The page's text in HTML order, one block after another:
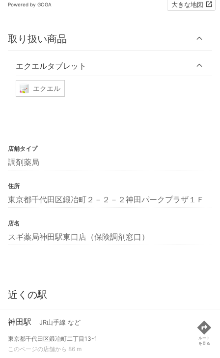
Powered by GOGA 大きな地図
取り扱い商品
エクエルタブレット
エクエル
店舗タイプ
調剤薬局
住所
東京都千代田区鍛冶町２－２－２神田パークプラザ１Ｆ
店名
スギ薬局神田駅東口店（保険調剤窓口）
近くの駅
神田駅 JR山手線 など
東京都千代田区鍛冶町二丁目13-1
このページの店舗から 86 m
ルート
を見る